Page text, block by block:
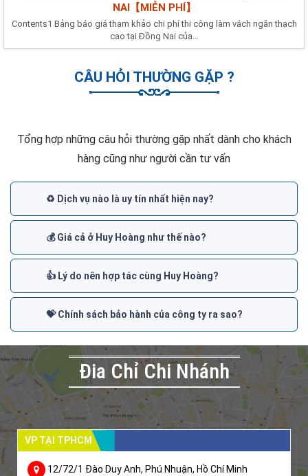
NAI【MIỄN PHÍ】
Contents1 Bảng báo giá tham khảo chi phí thi công làm vách ngăn thạch
cao tại Đồng Nai của...
CÂU HỎI THƯỜNG GẶP ?
Tổng hợp những câu hỏi thường gặp nhất dành cho khách
hàng cũng như người cần tư vấn
♻️ Dịch vụ nào là uy tín nhất hiện nay?
💰 Giá cả ở Huy Hoàng như thế nào?
👍 Lý do nên hợp tác cùng Huy Hoàng?
💝 Chính sách bảo hành của công ty ra sao?
Đia Chỉ Chi Nhánh
VP TẠI TPHCM
12/72/1 Đào Duy Anh, Phú Nhuận, Hồ Chí Minh